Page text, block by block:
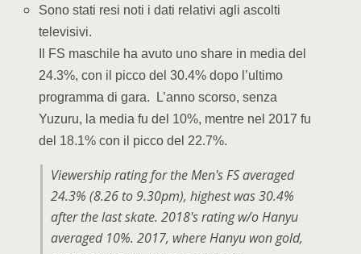
Sono stati resi noti i dati relativi agli ascolti
televisivi.
Il FS maschile ha avuto uno share in media del
24.3%, con il picco del 30.4% dopo l’ultimo
programma di gara. L’anno scorso, senza
Yuzuru, la media fu del 10%, mentre nel 2017 fu
del 18.1% con il picco del 22.7%.
Viewership rating for the Men's FS averaged
24.3% (8.26 to 9.30pm), highest was 30.4%
after the last skate. 2018's rating w/o Hanyu
averaged 10%. 2017, where Hanyu won gold,